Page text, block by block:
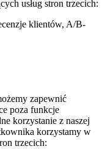
usług stron trzecich:
klientów, A/B-
zapewnić
poza funkcje
korzystanie z naszej
korzystamy w
trzecich: